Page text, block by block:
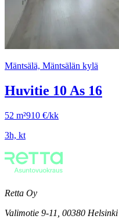
Mäntsälä, Mäntsälän kylä
Huvitie 10 As 16
52 m²910 €/kk
3h, kt
Retta Oy
Valimotie 9-11, 00380 Helsinki